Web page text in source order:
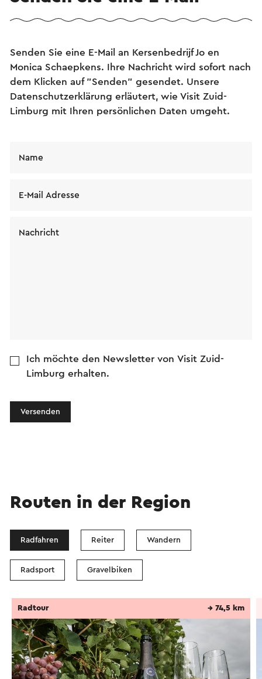
Senden Sie eine E-Mail an Kersenbedrijf Jo en
Monica Schaepkens. Ihre Nachricht wird sofort nach
dem Klicken auf "Senden" gesendet. Unsere
Datenschutzerklärung erläutert, wie Visit Zuid-
Limburg mit Ihren persönlichen Daten umgeht.
Name
E-Mail Adresse
Nachricht
Ich möchte den Newsletter von Visit Zuid-
Limburg erhalten.
Versenden
Routen in der Region
Radfahren Reiter Wandern
Radsport Gravelbiken
Radtour → 74,5 km